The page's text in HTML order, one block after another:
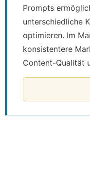
Prompts
unterschiedliche
optimieren. Im
konsistentere
Content-Qualität